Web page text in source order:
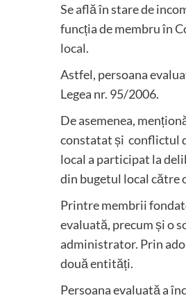
Se află în stare de
funcția de membru în
local.
Astfel, persoana
Legea nr. 95/2006.
De asemenea,
constatat și conflictul
local a participat la
din bugetul local către
Printre membrii
evaluată, precum și o
administrator. Prin
două entități.
Persoana evaluată a